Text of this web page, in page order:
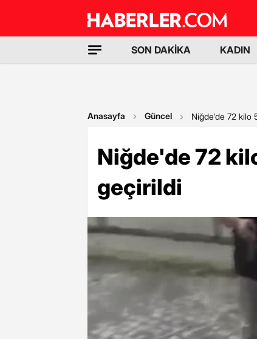
SON DAKİKA KADIN
Anasayfa Güncel Niğde'de 72 kilo
Niğde'de 72
geçirildi